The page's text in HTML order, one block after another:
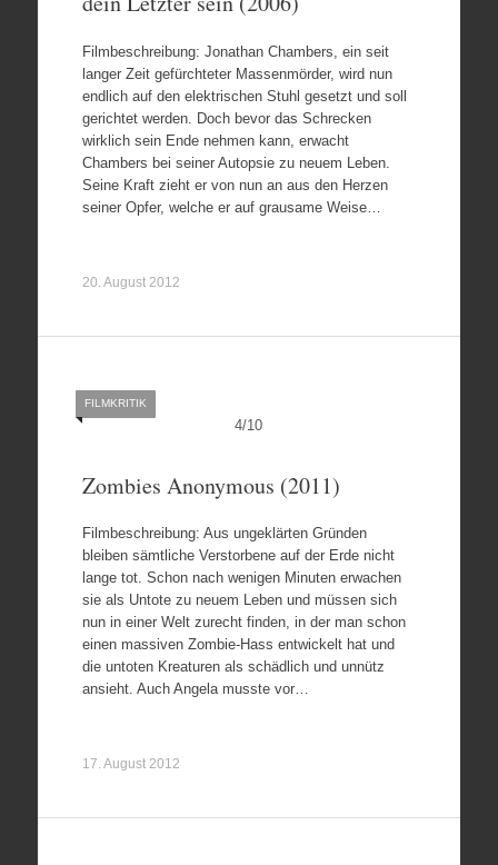
Filmbeschreibung: Jonathan Chambers, ein seit
langer Zeit gefürchteter Massenmörder, wird nun
endlich auf den elektrischen Stuhl gesetzt und soll
gerichtet werden. Doch bevor das Schrecken
wirklich sein Ende nehmen kann, erwacht
Chambers bei seiner Autopsie zu neuem Leben.
Seine Kraft zieht er von nun an aus den Herzen
seiner Opfer, welche er auf grausame Weise…
20. August 2012
4/10
FILMKRITIK
Zombies Anonymous (2011)
Filmbeschreibung: Aus ungeklärten Gründen
bleiben sämtliche Verstorbene auf der Erde nicht
lange tot. Schon nach wenigen Minuten erwachen
sie als Untote zu neuem Leben und müssen sich
nun in einer Welt zurecht finden, in der man schon
einen massiven Zombie-Hass entwickelt hat und
die untoten Kreaturen als schädlich und unnütz
ansieht. Auch Angela musste vor…
17. August 2012